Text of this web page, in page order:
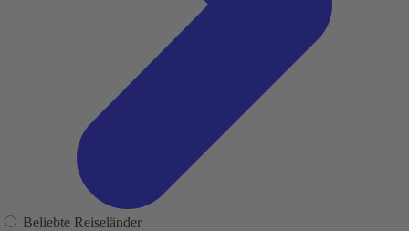
Beliebte Reiseländer